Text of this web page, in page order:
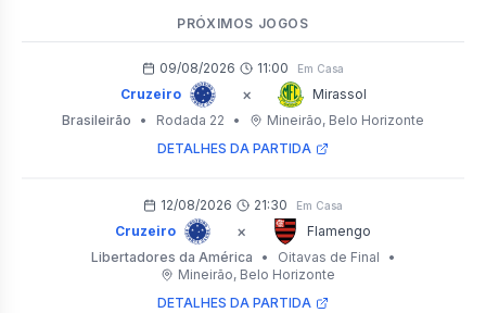
PRÓXIMOS JOGOS
09/08/2026 11:00 Em Casa
Cruzeiro ×
Mirassol
Brasileirão
• Rodada 22 • Mineirão, Belo Horizonte
DETALHES DA PARTIDA
12/08/2026 21:30 Em Casa
Cruzeiro ×
Flamengo
Libertadores da América
• Oitavas de Final
•
Mineirão, Belo Horizonte
DETALHES DA PARTIDA